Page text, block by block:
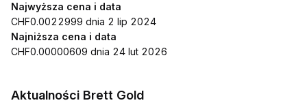
Najwyższa cena i data
CHF0.0022999 dnia 2 lip 2024
Najniższa cena i data
CHF0.00000609 dnia 24 lut 2026
Aktualności Brett Gold